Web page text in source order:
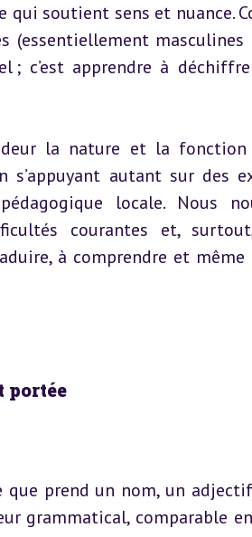
soutient sens et nuance.
(essentiellement
; c’est apprendre à
la nature et la
autant sur des
locale. Nous
courantes et,
à comprendre et
portée
que prend un nom, un
grammatical, comparable